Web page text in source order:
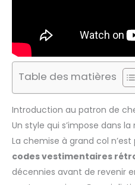
Table des matières
Introduction au patron de
Un style qui s’impose dans
La chemise à grand col n’est
codes vestimentaires
décennies avant de revenir